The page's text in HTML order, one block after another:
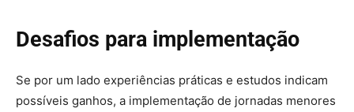
Desafios para implementação
Se por um lado experiências práticas e estudos indicam
possíveis ganhos, a implementação de jornadas menores